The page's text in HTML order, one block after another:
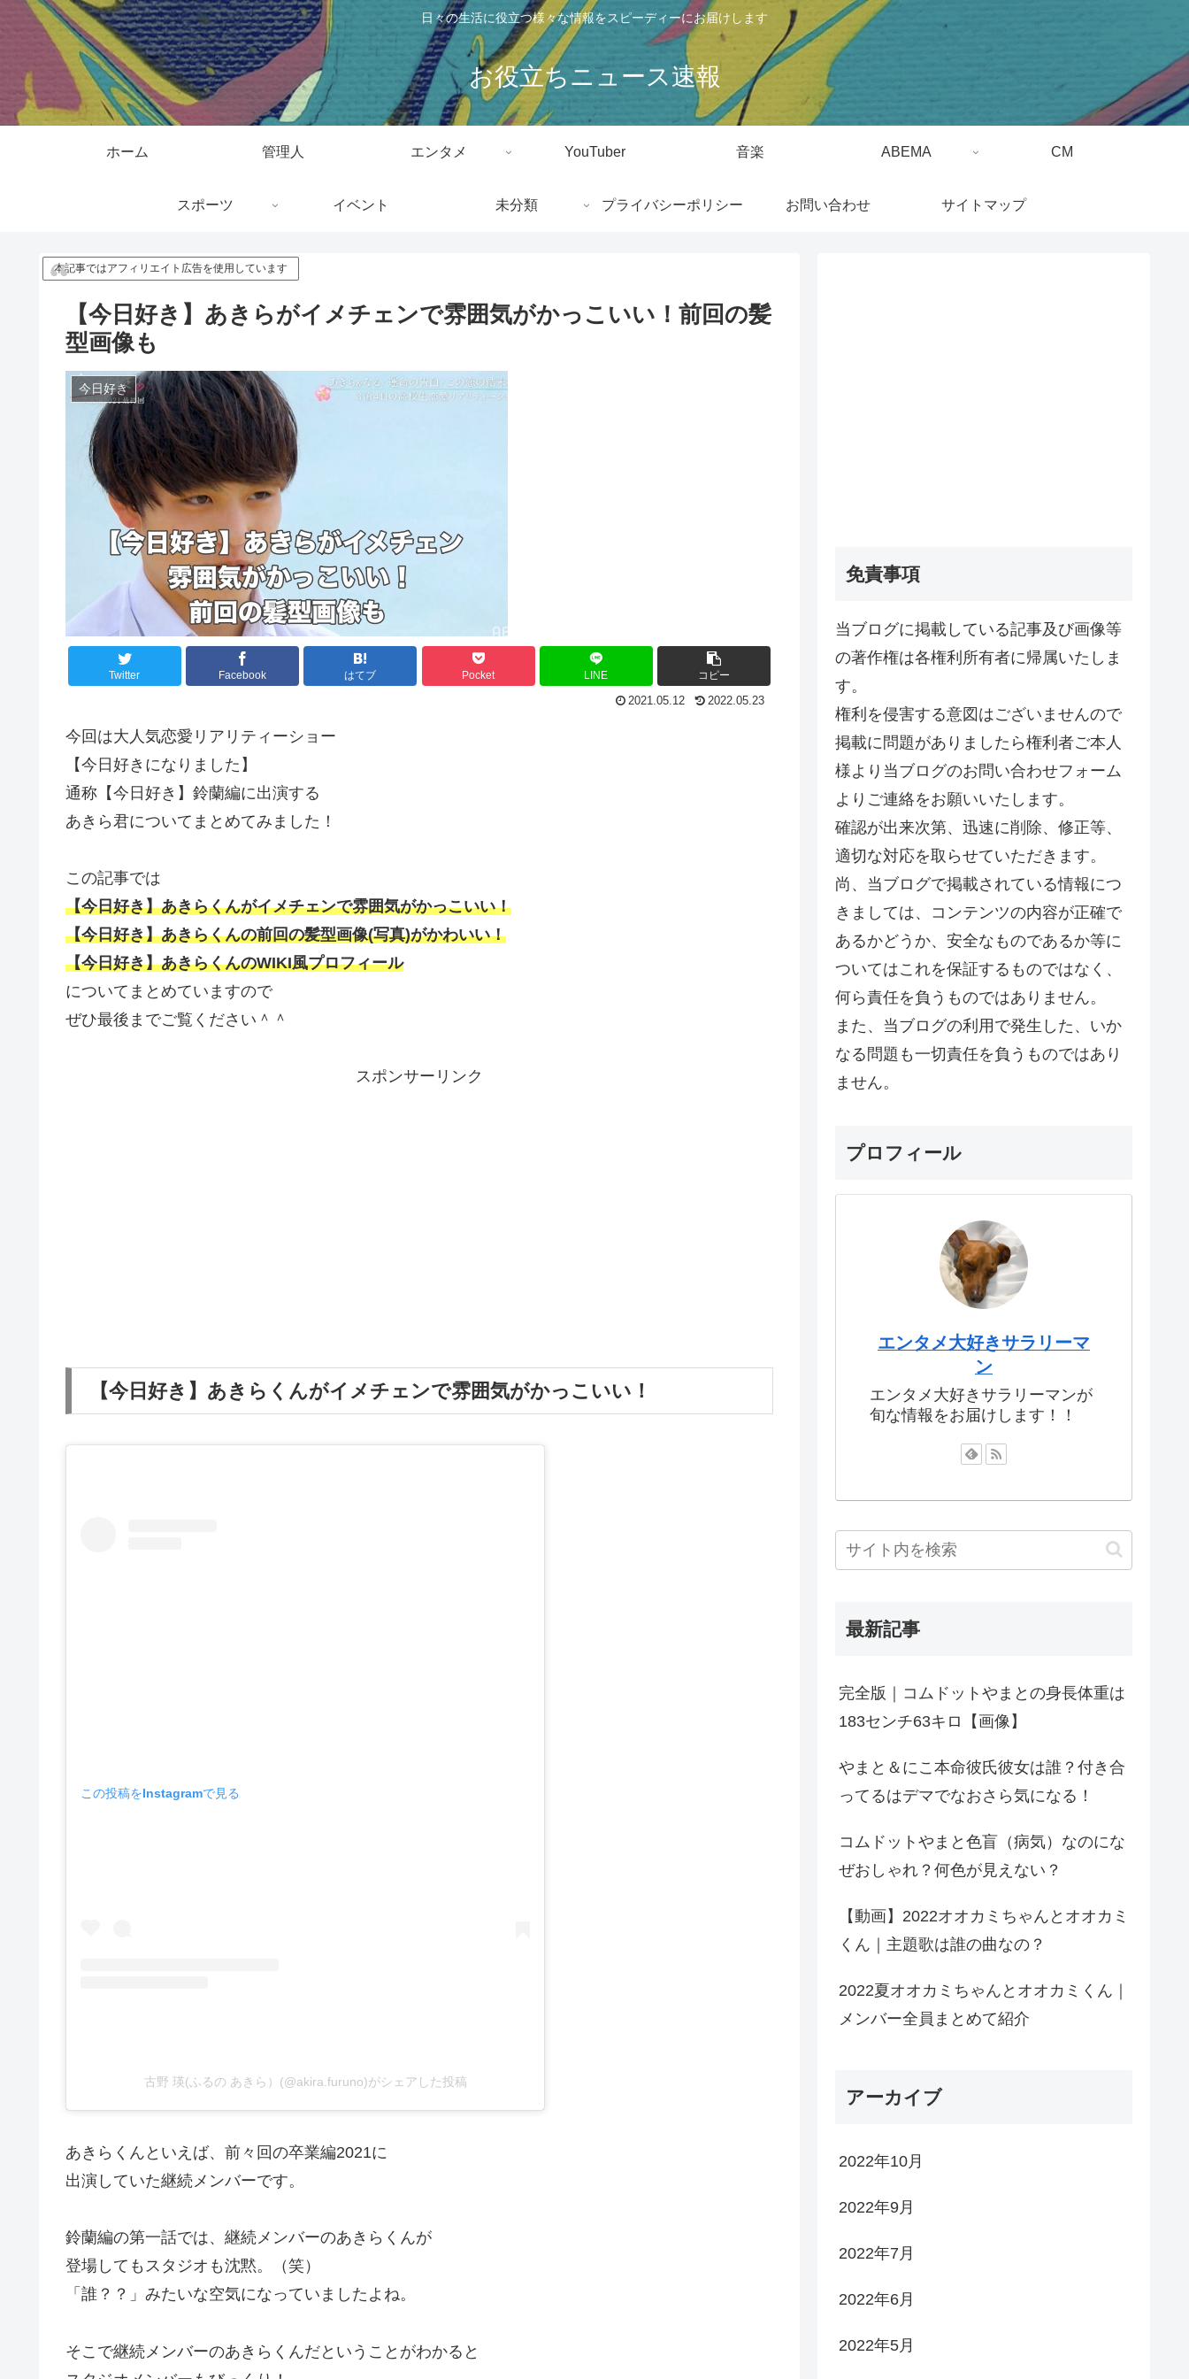
日々の生活に役立つ様々な情報をスピーディーにお届けします
お役立ちニュース速報
ホーム 管理人 エンタメ YouTuber 音楽 ABEMA CM
スポーツ イベント 未分類 プライバシーポリシー お問い合わせ サイトマップ
本記事ではアフィリエイト広告を使用しています
【今日好き】あきらがイメチェンで雰囲気がかっこいい！前回の髪
型画像も
今日好き
Twitter Facebook はてブ Pocket LINE コピー
2021.05.12 2022.05.23
今回は大人気恋愛リアリティーショー
【今日好きになりました】
通称【今日好き】鈴蘭編に出演する
あきら君についてまとめてみました！
この記事では
【今日好き】あきらくんがイメチェンで雰囲気がかっこいい！
【今日好き】あきらくんの前回の髪型画像(写真)がかわいい！
【今日好き】あきらくんのWIKI風プロフィール
についてまとめていますので
ぜひ最後までご覧ください＾＾
スポンサーリンク
【今日好き】あきらくんがイメチェンで雰囲気がかっこいい！
この投稿をInstagramで見る
古野 瑛(ふるの あきら）(@akira.furuno)がシェアした投稿
あきらくんといえば、前々回の卒業編2021に
出演していた継続メンバーです。
鈴蘭編の第一話では、継続メンバーのあきらくんが
登場してもスタジオも沈黙。（笑）
「誰？？」みたいな空気になっていましたよね。
そこで継続メンバーのあきらくんだということがわかると
免責事項
当ブログに掲載している記事及び画像等
の著作権は各権利所有者に帰属いたしま
す。
権利を侵害する意図はございませんので
掲載に問題がありましたら権利者ご本人
様より当ブログのお問い合わせフォーム
よりご連絡をお願いいたします。
確認が出来次第、迅速に削除、修正等、
適切な対応を取らせていただきます。
尚、当ブログで掲載されている情報につ
きましては、コンテンツの内容が正確で
あるかどうか、安全なものであるか等に
ついてはこれを保証するものではなく、
何ら責任を負うものではありません。
また、当ブログの利用で発生した、いか
なる問題も一切責任を負うものではあり
ません。
プロフィール
エンタメ大好きサラリーマ
ン
エンタメ大好きサラリーマンが
旬な情報をお届けします！！
最新記事
完全版｜コムドットやまとの身長体重は
183センチ63キロ【画像】
やまと＆にこ本命彼氏彼女は誰？付き合
ってるはデマでなおさら気になる！
コムドットやまと色盲（病気）なのにな
ぜおしゃれ？何色が見えない？
【動画】2022オオカミちゃんとオオカミ
くん｜主題歌は誰の曲なの？
2022夏オオカミちゃんとオオカミくん｜
メンバー全員まとめて紹介
アーカイブ
2022年10月
2022年9月
2022年7月
2022年6月
2022年5月